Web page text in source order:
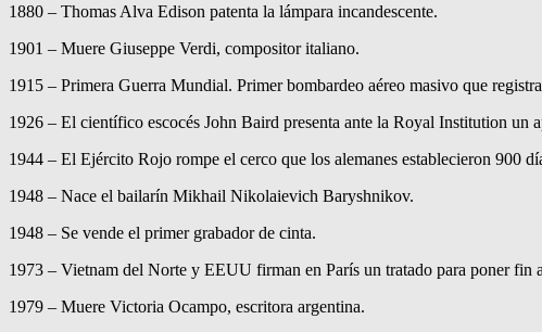
1880 – Thomas Alva Edison patenta la lámpara incandescente.
1901 – Muere Giuseppe Verdi, compositor italiano.
1915 – Primera Guerra Mundial. Primer bombardeo aéreo masivo que
1926 – El científico escocés John Baird presenta ante la Royal Institution un
1944 – El Ejército Rojo rompe el cerco que los alemanes establecieron 900
1948 – Nace el bailarín Mikhail Nikolaievich Baryshnikov.
1948 – Se vende el primer grabador de cinta.
1973 – Vietnam del Norte y EEUU firman en París un tratado para poner fin
1979 – Muere Victoria Ocampo, escritora argentina.